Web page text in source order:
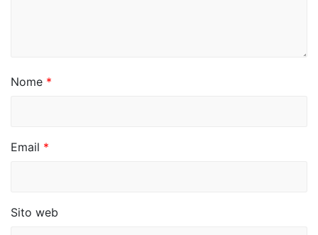
i
o
Nome *
Email *
Sito web